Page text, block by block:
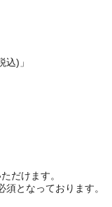
)」
だけます。
須となっております。